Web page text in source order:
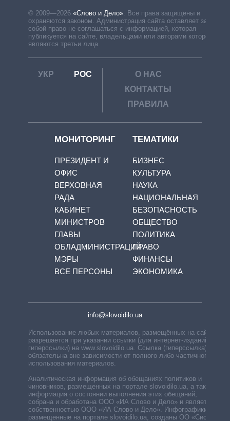
© 2009—2026 «Слово и Дело» Все права защищены и
охраняются законом. Администрация сайта оставляет за
собой право не соглашаться с информацией, которая
публикуется на сайте, владельцами или авторами которой
являются третьи лица.
УКР РОС
О НАС
КОНТАКТЫ
ПРАВИЛА
МОНИТОРИНГ
ПРЕЗИДЕНТ И
ОФИС
ВЕРХОВНАЯ
РАДА
КАБИНЕТ
МИНИСТРОВ
ГЛАВЫ
ОБЛАДМИНИСТРАЦИЙ
МЭРЫ
ВСЕ ПЕРСОНЫ
ТЕМАТИКИ
БИЗНЕС
КУЛЬТУРА
НАУКА
НАЦИОНАЛЬНАЯ
БЕЗОПАСНОСТЬ
ОБЩЕСТВО
ПОЛИТИКА
ПРАВО
ФИНАНСЫ
ЭКОНОМИКА
info@slovoidilo.ua
Использование любых материалов, размещённых на сайте,
разрешается при указании ссылки (для интернет-изданий —
гиперссылки) на www.slovoidilo.ua. Ссылка (гиперссылка)
обязательна вне зависимости от полного либо частичного
использования материалов.
Аналитическая информация об обещаниях политиков и
чиновников, размещенных на портале slovoidilo.ua, а также
информация о состоянии выполнения этих обещаний,
собрана и обработана ООО «ИА Слово и Дело» и является
собственностью ООО «ИА Слово и Дело». Инфографики,
размещенные на портале slovoidilo.ua, созданы ОО «Система